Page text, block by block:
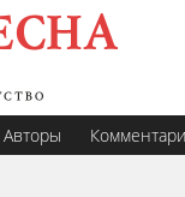
Авторы